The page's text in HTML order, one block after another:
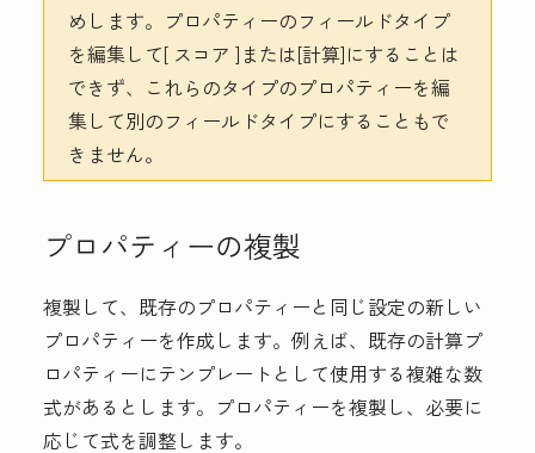
めします。プロパティーのフィールドタイプ
を編集して[ スコア ]または[計算]にすることは
できず、これらのタイプのプロパティーを編
集して別のフィールドタイプにすることもで
きません。
プロパティーの複製
複製して、既存のプロパティーと同じ設定の新しい
プロパティーを作成します。例えば、既存の計算プ
ロパティーにテンプレートとして使用する複雑な数
式があるとします。プロパティーを複製し、必要に
応じて式を調整します。